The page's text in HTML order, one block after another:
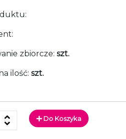
zbiorcze: szt.
ilość: szt.
Do Koszyka